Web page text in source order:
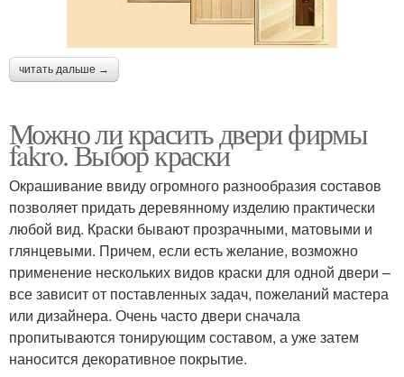
читать дальше →
Можно ли красить двери фирмы
fakro. Выбор краски
Окрашивание ввиду огромного разнообразия составов
позволяет придать деревянному изделию практически
любой вид. Краски бывают прозрачными, матовыми и
глянцевыми. Причем, если есть желание, возможно
применение нескольких видов краски для одной двери –
все зависит от поставленных задач, пожеланий мастера
или дизайнера. Очень часто двери сначала
пропитываются тонирующим составом, а уже затем
наносится декоративное покрытие.